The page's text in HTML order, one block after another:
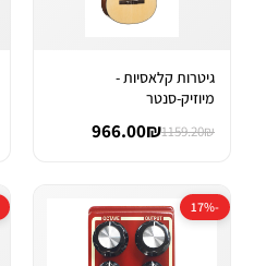
גיטרות קלאסיות -
מיוזיק-סנטר
1159.20₪
966.00₪
-17%